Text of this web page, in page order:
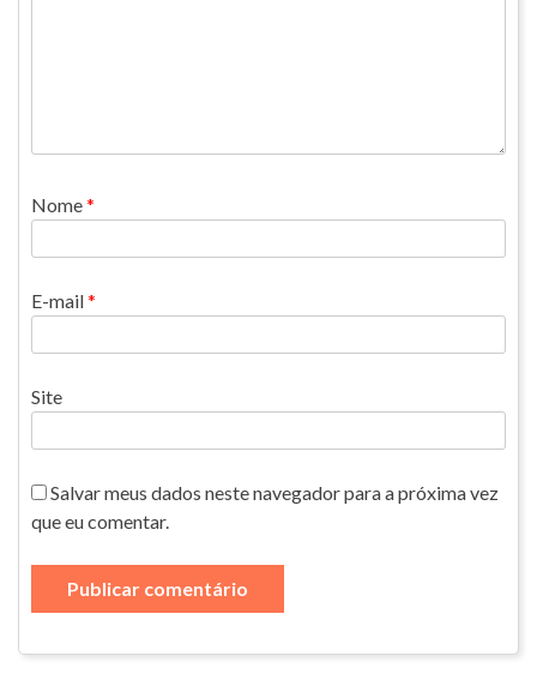
Nome*
E-mail*
Site
Salvar meus dados neste navegador para a próxima vez
que eu comentar.